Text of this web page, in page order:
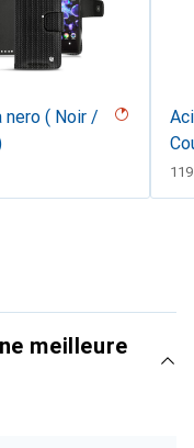
nero ( Noir /
meilleure